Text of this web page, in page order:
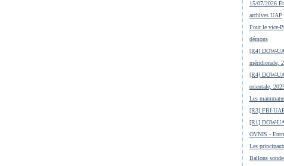
15/07/2026
archives UAP
Pour le vice-
démons
[R4] DOW-
méridionale,
[R4] DOW-
orientale,
Les
[R3] FBI-
[R1] DOW-
OVNIS -
Les
Ballons